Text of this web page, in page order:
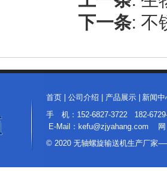
下一条: 不
首页 公司介绍 产品展示
新闻中
手 机：152-6827-3722 182-
E-Mail：kefu@zjyahang.com
© 2020 无轴螺旋输送机生产厂家